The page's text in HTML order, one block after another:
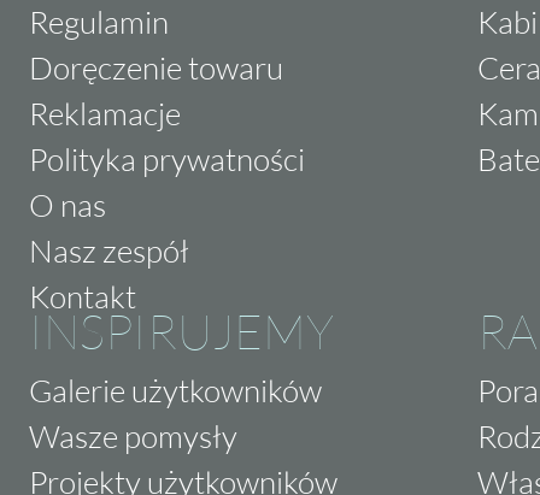
Regulamin
Doręczenie towaru
Reklamacje
Polityka prywatności
O nas
Nasz zespół
Kontakt
INSPIRUJEMY
Galerie użytkowników
Wasze pomysły
Projekty użytkowników